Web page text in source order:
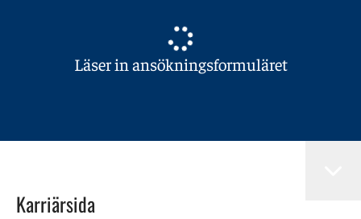
Läser in ansökningsformuläret
Karriärsida